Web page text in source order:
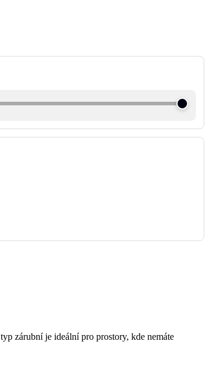
zárubní je ideální pro prostory, kde nemáte